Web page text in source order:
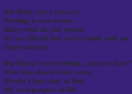
But Baby can´t you see?
Nothing is as it seems
Baby what do you mean?
It´s so official that you´re done with me
Done with me
Big Black Letters telling „You are late!“
Your kiss slowly fades away
Maybe I just start to find
My own purpose in life